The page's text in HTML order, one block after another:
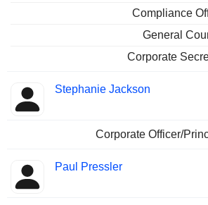
Compliance
General
Corporate
Stephanie Jackson
Corporate Officer/
Paul Pressler